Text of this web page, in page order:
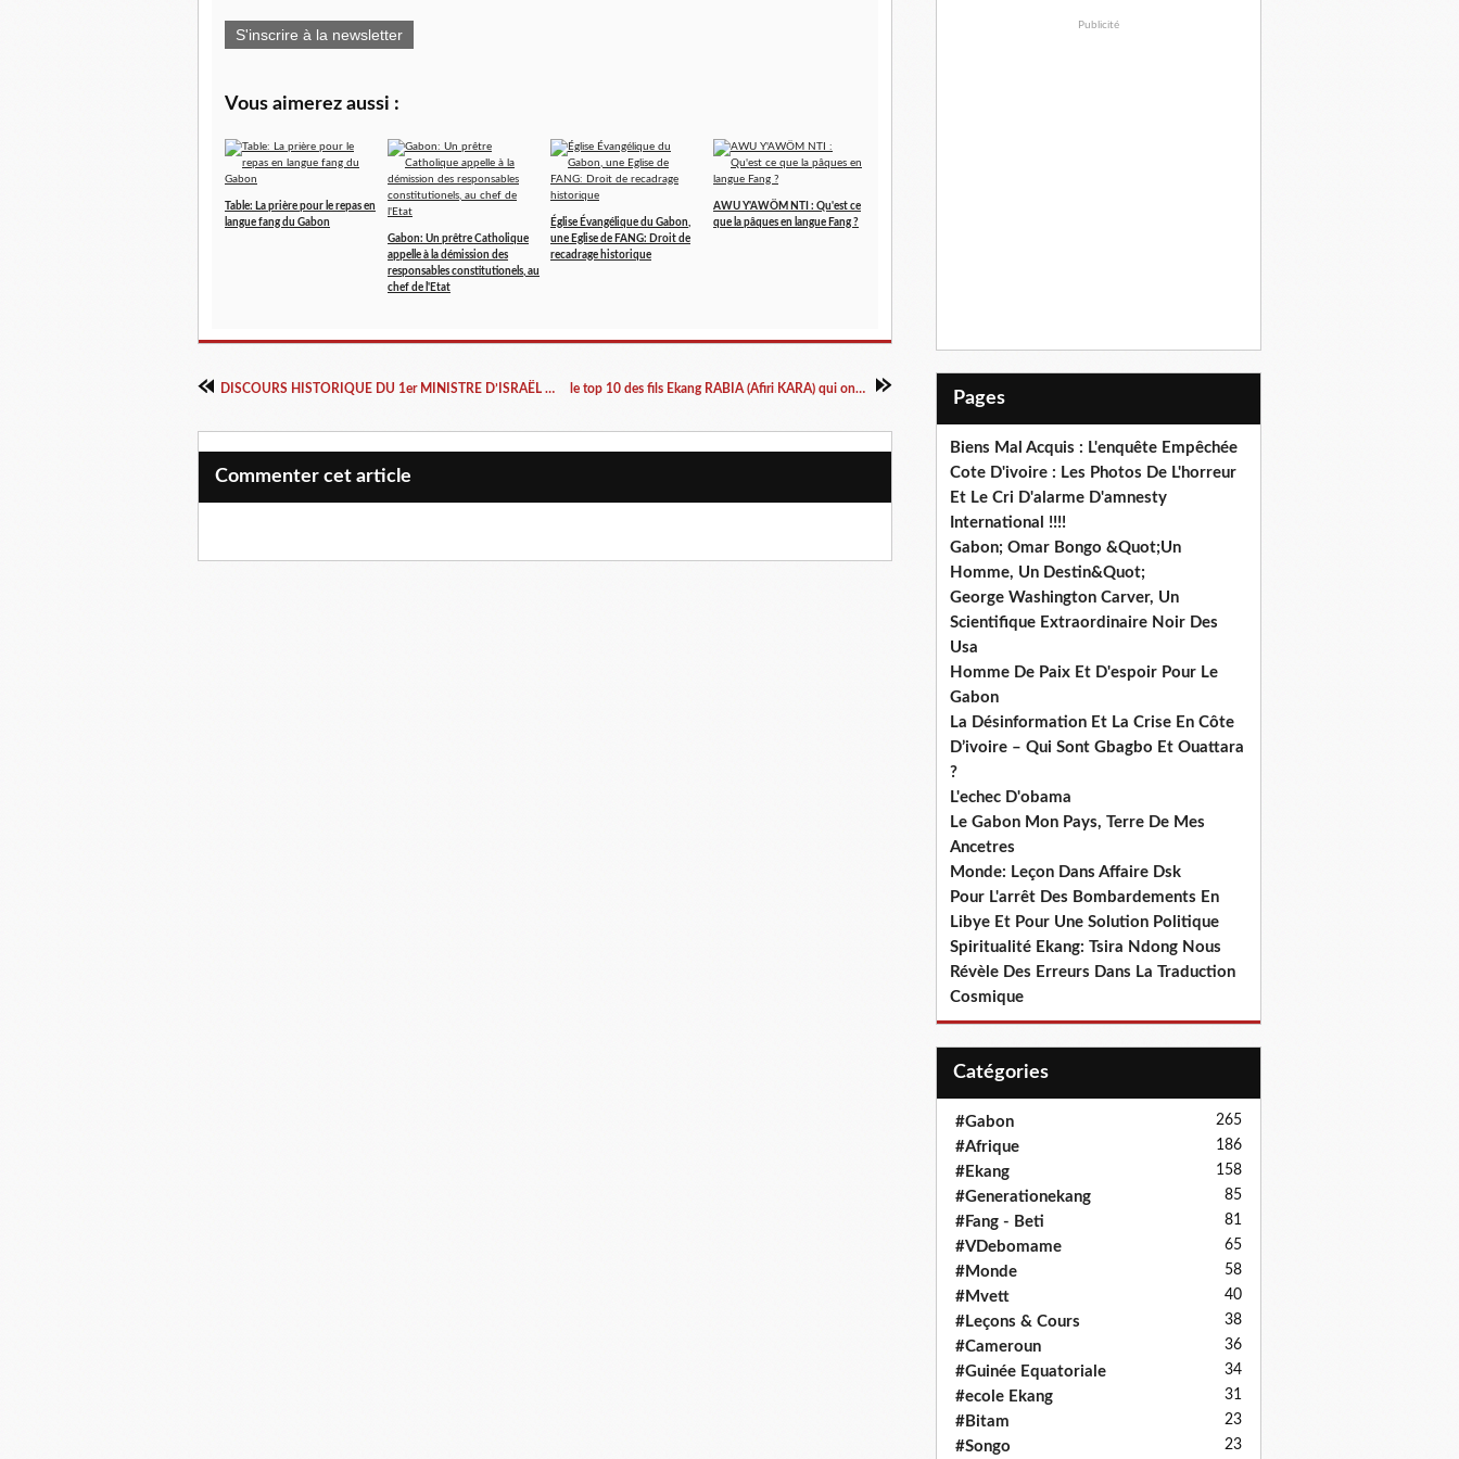
S'inscrire à la newsletter
Vous aimerez aussi :
Table: La prière pour le repas en
langue fang du Gabon
Gabon: Un prêtre Catholique
appelle à la démission des
responsables constitutionels, au
chef de l'Etat
Église Évangélique du Gabon,
une Eglise de FANG: Droit de
recadrage historique
AWU Y'AWÖM NTI : Qu'est ce
que la pâques en langue Fang ?
DISCOURS HISTORIQUE DU 1er MINISTRE D’ISRAËL BENJAMIN NETANYAHU le top 10 des fils Ekang RABIA (Afiri KARA) qui ont marqués l'année 2017
Commenter cet article
Publicité
Pages
Biens Mal Acquis : L'enquête Empêchée
Cote D'ivoire : Les Photos De L'horreur
Et Le Cri D'alarme D'amnesty
International !!!!
Gabon; Omar Bongo &Quot;Un
Homme, Un Destin&Quot;
George Washington Carver, Un
Scientifique Extraordinaire Noir Des
Usa
Homme De Paix Et D'espoir Pour Le
Gabon
La Désinformation Et La Crise En Côte
D’ivoire – Qui Sont Gbagbo Et Ouattara
?
L'echec D'obama
Le Gabon Mon Pays, Terre De Mes
Ancetres
Monde: Leçon Dans Affaire Dsk
Pour L'arrêt Des Bombardements En
Libye Et Pour Une Solution Politique
Spiritualité Ekang: Tsira Ndong Nous
Révèle Des Erreurs Dans La Traduction
Cosmique
Catégories
#Gabon 265
#Afrique 186
#Ekang 158
#Generationekang 85
#Fang - Beti 81
#VDebomame 65
#Monde 58
#Mvett 40
#Leçons & Cours 38
#Cameroun 36
#Guinée Equatoriale 34
#ecole Ekang 31
#Bitam 23
#Songo 23